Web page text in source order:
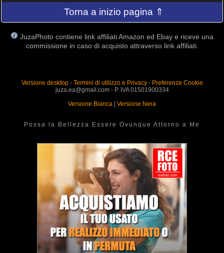
Torna a inizio pagina ⇑
JuzaPhoto contiene link affiliati Amazon ed Ebay e riceve una
commissione in caso di acquisto attraverso link affiliati.
Versione desktop- Termini di utilizzo e Privacy- Preferenze Cookie
juza.ea@gmail.com - P. IVA 01501900334
Versione Bianca
Versione Nera
Possa la Bellezza Essere Ovunque Attorno a Me